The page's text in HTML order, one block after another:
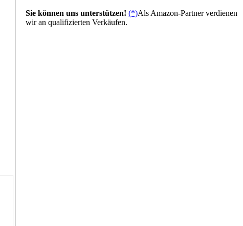
Sie können uns unterstützen! (*)Als Amazon-Partner verdienen
wir an qualifizierten Verkäufen.